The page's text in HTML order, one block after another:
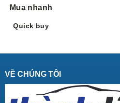
Mua nhanh
Quick buy
VỀ CHÚNG TÔI